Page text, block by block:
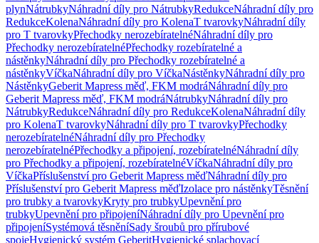
plynNátrubkyNáhradní díly pro NátrubkyRedukceNáhradní díly pro
RedukceKolenaNáhradní díly pro KolenaT tvarovkyNáhradní díly
pro T tvarovkyPřechodky nerozebíratelnéNáhradní díly pro
Přechodky nerozebíratelnéPřechodky rozebíratelné a
nástěnkyNáhradní díly pro Přechodky rozebíratelné a
nástěnkyVíčkaNáhradní díly pro VíčkaNástěnkyNáhradní díly pro
NástěnkyGeberit Mapress měď, FKM modráNáhradní díly pro
Geberit Mapress měď, FKM modráNátrubkyNáhradní díly pro
NátrubkyRedukceNáhradní díly pro RedukceKolenaNáhradní díly
pro KolenaT tvarovkyNáhradní díly pro T tvarovkyPřechodky
nerozebíratelnéNáhradní díly pro Přechodky
nerozebíratelnéPřechodky a připojení, rozebíratelnéNáhradní díly
pro Přechodky a připojení, rozebíratelnéVíčkaNáhradní díly pro
VíčkaPříslušenství pro Geberit Mapress měďNáhradní díly pro
Příslušenství pro Geberit Mapress měďIzolace pro nástěnkyTěsnění
pro trubky a tvarovkyKryty pro trubkyUpevnění pro
trubkyUpevnění pro připojeníNáhradní díly pro Upevnění pro
připojeníSystémová těsněníSady šroubů pro přírubové
spojeHygienický systém GeberitHygienické splachovací